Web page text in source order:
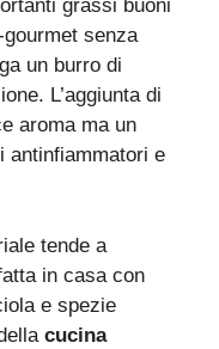
grassi buoni
senza
un burro di
L’aggiunta di
aroma ma un
antinfiammatori e
tende a
in casa con
e spezie
cucina